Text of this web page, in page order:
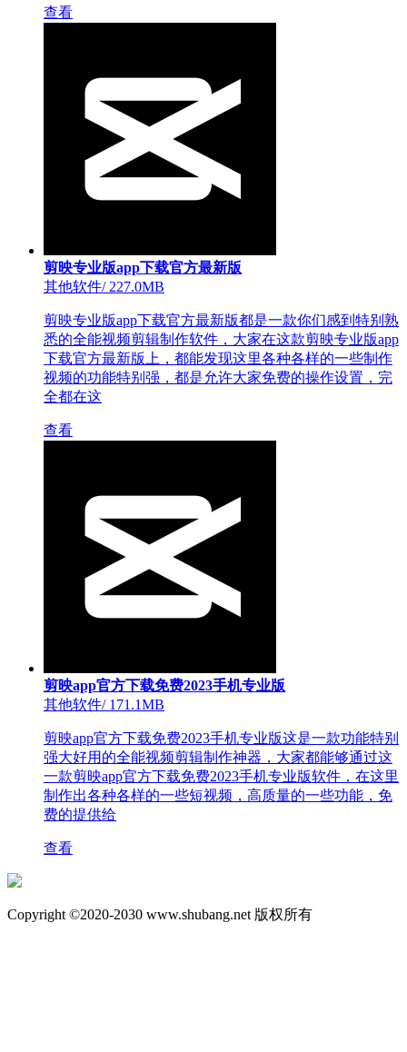
查看
剪映专业版app下载官方最新版
其他软件/227.0MB
剪映专业版app下载官方最新版都是一款你们感到特别熟
悉的全能视频剪辑制作软件，大家在这款剪映专业版app
下载官方最新版上，都能发现这里各种各样的一些制作
视频的功能特别强，都是允许大家免费的操作设置，完
全都在这
查看
剪映app官方下载免费2023手机专业版
其他软件/171.1MB
剪映app官方下载免费2023手机专业版这是一款功能特别
强大好用的全能视频剪辑制作神器，大家都能够通过这
一款剪映app官方下载免费2023手机专业版软件，在这里
制作出各种各样的一些短视频，高质量的一些功能，免
费的提供给
查看
Copyright ©2020-2030 www.shubang.net 版权所有